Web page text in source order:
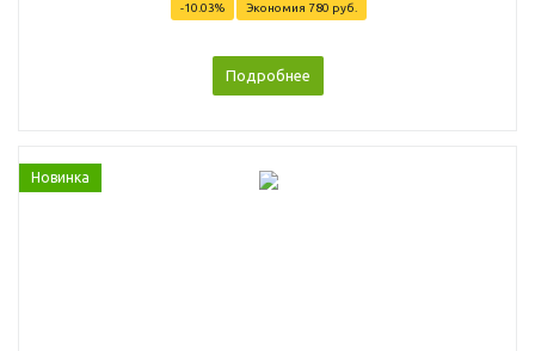
-10.03% Экономия 780 руб.
Подробнее
Новинка